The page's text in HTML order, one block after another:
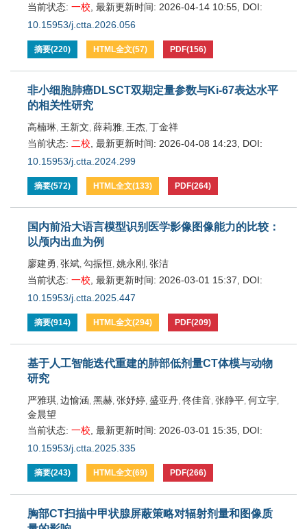
当前状态: 一校 最新更新时间: 2026-04-14 10:55 DOI:
10.15953/j.ctta.2026.056
摘要(220) HTML全文(57) PDF(156)
非小细胞肺癌DLSCT双期定量参数与Ki-67表达水平
的相关性研究
高楠琳, 王新文, 薛莉雅, 王杰, 丁金祥
当前状态: 二校 最新更新时间: 2026-04-08 14:23
DOI:
10.15953/j.ctta.2024.299
摘要(572) HTML全文(133) PDF(264)
国内前沿大语言模型识别医学影像图像能力的比较：
以颅内出血为例
廖建勇, 张斌, 勾振恒, 姚永刚 , 张洁
当前状态: 一校 最新更新时间: 2026-03-01 15:37
DOI:
10.15953/j.ctta.2025.447
摘要(914) HTML全文(294) PDF(209)
基于人工智能迭代重建的肺部低剂量CT体模与动物
研究
严雅琪, 边愉涵, 黑赫, 张妤婷, 盛亚丹, 佟佳音, 张静平, 何立宇,
金晨望
当前状态: 一校 最新更新时间: 2026-03-01 15:35 DOI:
10.15953/j.ctta.2025.335
摘要(243) HTML全文(69) PDF(266)
胸部CT扫描中甲状腺屏蔽策略对辐射剂量和图像质